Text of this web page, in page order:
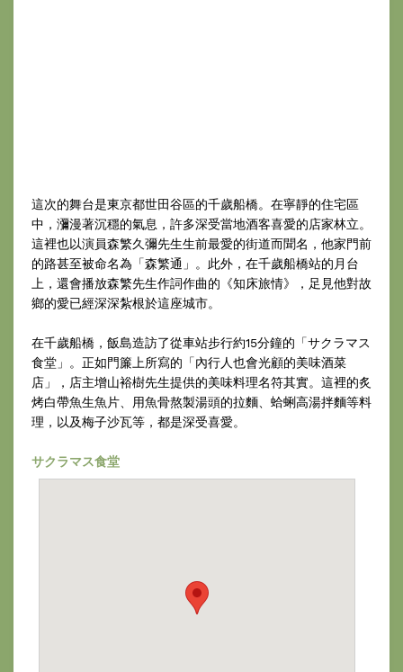
這次的舞台是東京都世田谷區的千歲船橋。在寧靜的住宅區
中，瀰漫著沉穩的氣息，許多深受當地酒客喜愛的店家林立。
這裡也以演員森繁久彌先生生前最愛的街道而聞名，他家門前
的路甚至被命名為「森繁通」。此外，在千歲船橋站的月台
上，還會播放森繁先生作詞作曲的《知床旅情》，足見他對故
鄉的愛已經深深紮根於這座城市。
在千歲船橋，飯島造訪了從車站步行約15分鐘的「サクラマス
食堂」。正如門簾上所寫的「內行人也會光顧的美味酒菜
店」，店主增山裕樹先生提供的美味料理名符其實。這裡的炙
烤白帶魚生魚片、用魚骨熬製湯頭的拉麵、蛤蜊高湯拌麵等料
理，以及梅子沙瓦等，都是深受喜愛。
サクラマス食堂